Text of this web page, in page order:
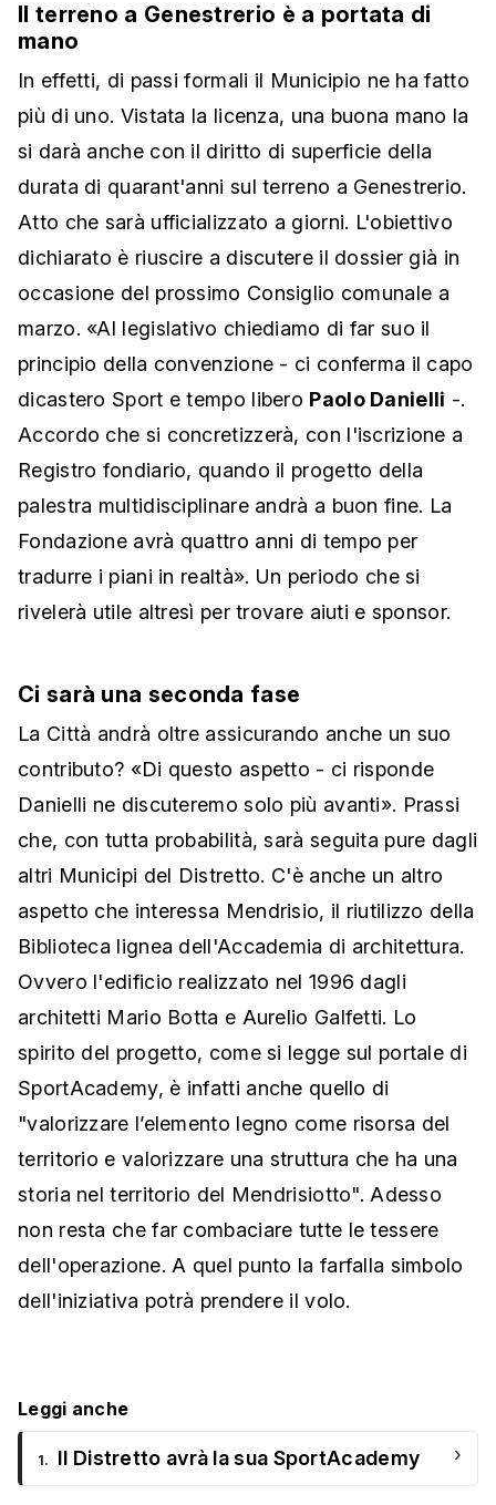
Il terreno a Genestrerio è a portata di
mano
In effetti, di passi formali il Municipio ne ha fatto
più di uno. Vistata la licenza, una buona mano la
si darà anche con il diritto di superficie della
durata di quarant'anni sul terreno a Genestrerio.
Atto che sarà ufficializzato a giorni. L'obiettivo
dichiarato è riuscire a discutere il dossier già in
occasione del prossimo Consiglio comunale a
marzo. «Al legislativo chiediamo di far suo il
principio della convenzione - ci conferma il capo
dicastero Sport e tempo libero Paolo Danielli -.
Accordo che si concretizzerà, con l'iscrizione a
Registro fondiario, quando il progetto della
palestra multidisciplinare andrà a buon fine. La
Fondazione avrà quattro anni di tempo per
tradurre i piani in realtà». Un periodo che si
rivelerà utile altresì per trovare aiuti e sponsor.
Ci sarà una seconda fase
La Città andrà oltre assicurando anche un suo
contributo? «Di questo aspetto - ci risponde
Danielli ne discuteremo solo più avanti». Prassi
che, con tutta probabilità, sarà seguita pure dagli
altri Municipi del Distretto. C'è anche un altro
aspetto che interessa Mendrisio, il riutilizzo della
Biblioteca lignea dell'Accademia di architettura.
Ovvero l'edificio realizzato nel 1996 dagli
architetti Mario Botta e Aurelio Galfetti. Lo
spirito del progetto, come si legge sul portale di
SportAcademy, è infatti anche quello di
"valorizzare l’elemento legno come risorsa del
territorio e valorizzare una struttura che ha una
storia nel territorio del Mendrisiotto". Adesso
non resta che far combaciare tutte le tessere
dell'operazione. A quel punto la farfalla simbolo
dell'iniziativa potrà prendere il volo.
Leggi anche
1. Il Distretto avrà la sua SportAcademy ›